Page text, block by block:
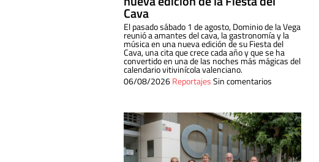
Cava
El pasado sábado 1 de agosto, Dominio de la Vega
reunió a amantes del cava, la gastronomía y la
música en una nueva edición de su Fiesta del
Cava, una cita que crece cada año y que se ha
convertido en una de las noches más mágicas del
calendario vitivinícola valenciano.
06/08/2026ReportajesSin comentarios